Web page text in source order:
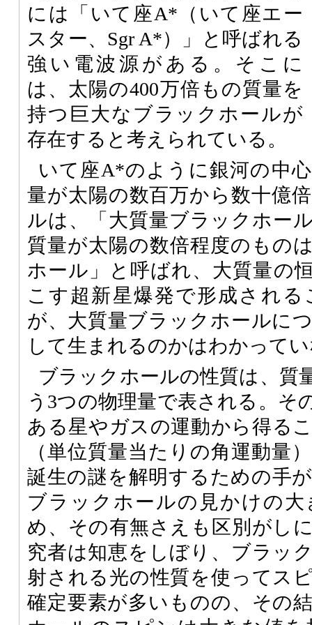
には「いて座A*（いて座エー
スター、Sgr A*）」と呼ばれる
強い電波源がある。そこに
は、太陽の400万倍もの質量を
持つ巨大なブラックホールが
存在すると考えられている。
いて座A*のように銀河の中
量が太陽の数百万から数十億
ルは、「大質量ブラックホー
質量が太陽の数倍程度のもの
ホール」と呼ばれ、大質量の
こす超新星爆発で形成され
が、大質量ブラックホールに
して生まれるのかはわかって
ブラックホールの性質は、質
う3つの物理量で表される。そ
ある星やガスの運動から得る
（単位質量当たりの角運動量
誕生の謎を解明するための手
ブラックホールの見かけの
め、その有無さえも区別がし
究者は知恵をしぼり、ブラッ
射される光の性質を使ってス
確定要素が多いものの、その